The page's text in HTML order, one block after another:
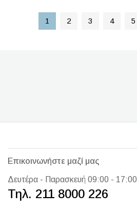
1 2 3 4 5
Επικοινωνήστε μαζί μας
Δευτέρα - Παρασκευή 09:00 - 17:00
Τηλ. 211 8000 226